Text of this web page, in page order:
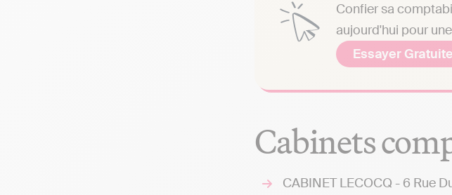
Confier sa
aujourd'hui pour
Essayer
Cabinets
CABINET LECOCQ - 6 Rue